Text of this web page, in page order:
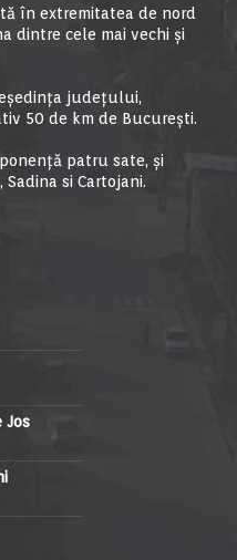
în extremitatea de nord
dintre cele mai vechi şi
judeţului,
50 de km de Bucureşti.
patru sate, și
Sadina si Cartojani.
Jos